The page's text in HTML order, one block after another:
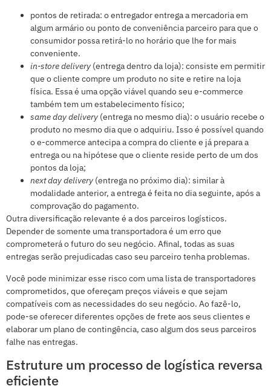
pontos de retirada: o entregador entrega a mercadoria em
algum armário ou ponto de conveniência parceiro para que o
consumidor possa retirá-lo no horário que lhe for mais
conveniente.
in-store delivery (entrega dentro da loja): consiste em permitir
que o cliente compre um produto no site e retire na loja
física. Essa é uma opção viável quando seu e-commerce
também tem um estabelecimento físico;
same day delivery (entrega no mesmo dia): o usuário recebe o
produto no mesmo dia que o adquiriu. Isso é possível quando
o e-commerce antecipa a compra do cliente e já prepara a
entrega ou na hipótese que o cliente reside perto de um dos
pontos da loja;
next day delivery (entrega no próximo dia): similar à
modalidade anterior, a entrega é feita no dia seguinte, após a
comprovação do pagamento.
Outra diversificação relevante é a dos parceiros logísticos.
Depender de somente uma transportadora é um erro que
comprometerá o futuro do seu negócio. Afinal, todas as suas
entregas serão prejudicadas caso seu parceiro tenha problemas.
Você pode minimizar esse risco com uma lista de transportadores
comprometidos, que ofereçam preços viáveis e que sejam
compatíveis com as necessidades do seu negócio. Ao fazê-lo,
pode-se oferecer diferentes opções de frete aos seus clientes e
elaborar um plano de contingência, caso algum dos seus parceiros
falhe nas entregas.
Estruture um processo de logística reversa
eficiente